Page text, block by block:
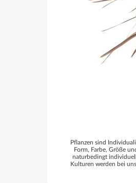
Pflanzen sind
Form, Farbe, Größe
naturbedingt
Kulturen werden bei